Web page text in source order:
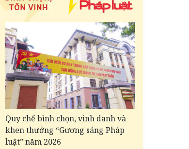
Quy chế bình chọn, vinh danh và
khen thưởng “Gương sáng Pháp
luật” năm 2026